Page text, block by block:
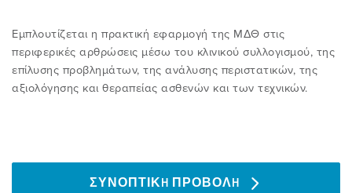
ΕΚΠΑIΔΕΥΣΗ FAQ
ΕΠΙΣΤΗΜΟΝΙΚΕΣ ΕΚΔΗΛΩΣΕΙΣ
Εμπλουτίζεται η πρακτική εφαρμογή της ΜΔΘ στις
περιφερικές αρθρώσεις μέσω του κλινικού συλλογισμού, της
επίλυσης προβλημάτων, της ανάλυσης περιστατικών, της
αξιολόγησης και θεραπείας ασθενών και των τεχνικών.
ΣΥΝΟΠΤΙΚH ΠΡΟΒΟΛH